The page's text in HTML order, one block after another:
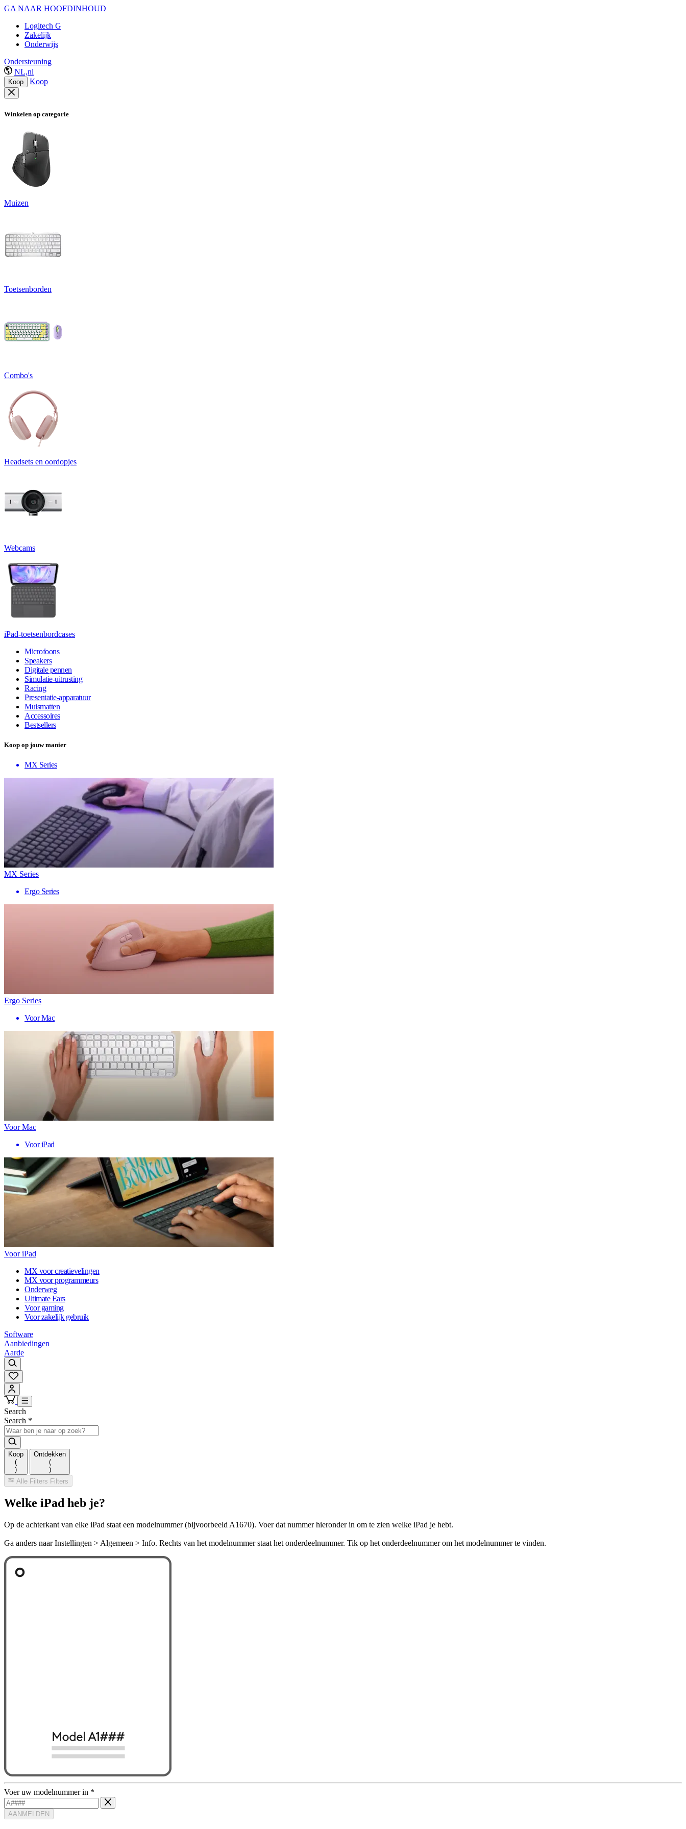
GA NAAR HOOFDINHOUD
Logitech G
Zakelijk
Onderwijs
Ondersteuning
NL,nl
Koop Koop
Winkelen op categorie
Muizen
Toetsenborden
Combo's
Headsets en oordopjes
Webcams
iPad-toetsenbordcases
Microfoons
Speakers
Digitale pennen
Simulatie-uitrusting
Racing
Presentatie-apparatuur
Muismatten
Accessoires
Bestsellers
Koop op jouw manier
MX Series
MX Series
Ergo Series
Ergo Series
Voor Mac
Voor Mac
Voor iPad
Voor iPad
MX voor creatievelingen
MX voor programmeurs
Onderweg
Ultimate Ears
Voor gaming
Voor zakelijk gebruik
Software
Aanbiedingen
Aarde
Search
Search *
Koop
(
)
Ontdekken
(
)
Alle Filters Filters
Welke iPad heb je?
Op de achterkant van elke iPad staat een modelnummer (bijvoorbeeld A1670). Voer dat nummer hieronder in om te zien welke iPad je hebt.
Ga anders naar Instellingen > Algemeen > Info. Rechts van het modelnummer staat het onderdeelnummer. Tik op het onderdeelnummer om het modelnummer te vinden.
Voer uw modelnummer in *
AANMELDEN